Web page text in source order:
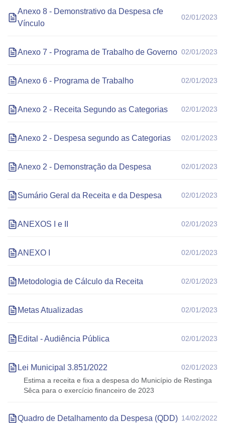
Anexo 8 - Demonstrativo da Despesa cfe
Vínculo
02/01/2023
Anexo 7 - Programa de Trabalho de Governo 02/01/2023
Anexo 6 - Programa de Trabalho 02/01/2023
Anexo 2 - Receita Segundo as Categorias 02/01/2023
Anexo 2 - Despesa segundo as Categorias 02/01/2023
Anexo 2 - Demonstração da Despesa 02/01/2023
Sumário Geral da Receita e da Despesa 02/01/2023
ANEXOS I e II 02/01/2023
ANEXO I 02/01/2023
Metodologia de Cálculo da Receita 02/01/2023
Metas Atualizadas 02/01/2023
Edital - Audiência Pública 02/01/2023
Lei Municipal 3.851/2022
02/01/2023
Estima a receita e fixa a despesa do Município de Restinga
Sêca para o exercício financeiro de 2023
Quadro de Detalhamento da Despesa (QDD) 14/02/2022